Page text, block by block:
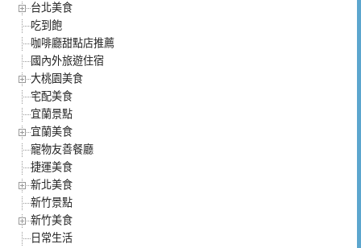
台北美食
吃到飽
咖啡廳甜點店推薦
國內外旅遊住宿
大桃園美食
宅配美食
宜蘭景點
宜蘭美食
寵物友善餐廳
捷運美食
新北美食
新竹景點
新竹美食
日常生活